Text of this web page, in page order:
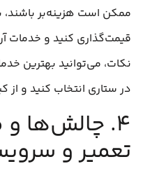
ممکن است هزینه‌بر
قیمت‌گذاری کنید و خدمات
نکات، می‌توانید بهترین
در ستاری انتخاب کنید و از
۴. چالش‌ها
تعمیر و